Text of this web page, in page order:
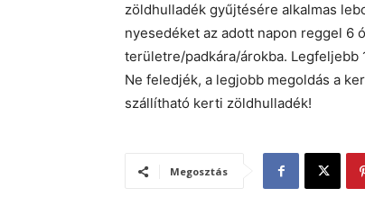
zöldhulladék gyűjtésére alkalmas
nyesedéket az adott napon reggel 6
területre/padkára/árokba. Legfeljebb
Ne feledjék, a legjobb megoldás a
szállítható kerti zöldhulladék!
Megosztás